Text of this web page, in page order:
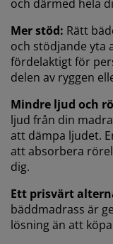
och därmed hela
Mer stöd: Rätt
och stödjande yta
fördelaktigt för
delen av ryggen
Mindre ljud och
ljud från din
att dämpa ljudet.
att absorbera
dig.
Ett prisvärt
bäddmadrass är
lösning än att